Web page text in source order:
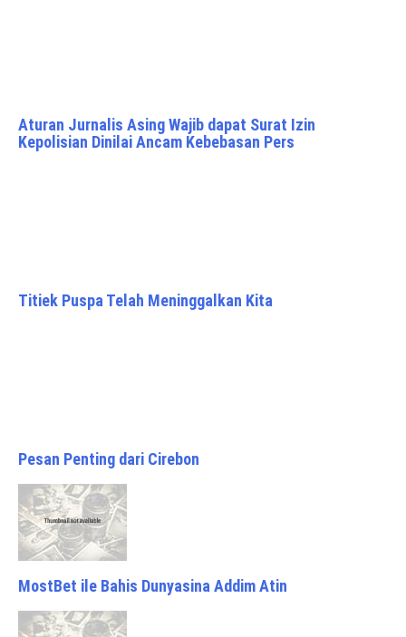
Aturan Jurnalis Asing Wajib dapat Surat Izin
Kepolisian Dinilai Ancam Kebebasan Pers
Titiek Puspa Telah Meninggalkan Kita
Pesan Penting dari Cirebon
MostBet ile Bahis Dunyasina Addim Atin